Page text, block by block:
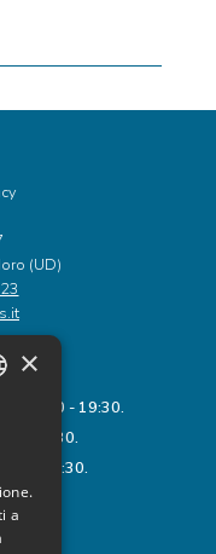
(UD)
e 15:30 - 19:30.
- 19:30.
- 19:30.
×
a